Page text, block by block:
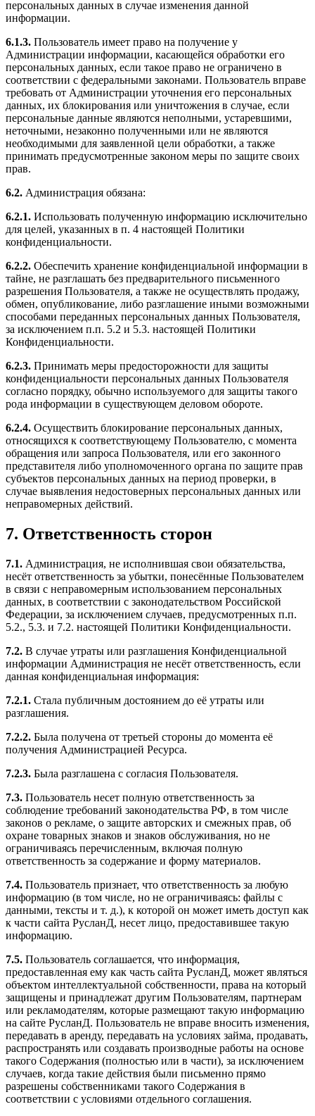
персональных данных в случае изменения данной
информации.
6.1.3. Пользователь имеет право на получение у
Администрации информации, касающейся обработки его
персональных данных, если такое право не ограничено в
соответствии с федеральными законами. Пользователь вправе
требовать от Администрации уточнения его персональных
данных, их блокирования или уничтожения в случае, если
персональные данные являются неполными, устаревшими,
неточными, незаконно полученными или не являются
необходимыми для заявленной цели обработки, а также
принимать предусмотренные законом меры по защите своих
прав.
6.2. Администрация обязана:
6.2.1. Использовать полученную информацию исключительно
для целей, указанных в п. 4 настоящей Политики
конфиденциальности.
6.2.2. Обеспечить хранение конфиденциальной информации в
тайне, не разглашать без предварительного письменного
разрешения Пользователя, а также не осуществлять продажу,
обмен, опубликование, либо разглашение иными возможными
способами переданных персональных данных Пользователя,
за исключением п.п. 5.2 и 5.3. настоящей Политики
Конфиденциальности.
6.2.3. Принимать меры предосторожности для защиты
конфиденциальности персональных данных Пользователя
согласно порядку, обычно используемого для защиты такого
рода информации в существующем деловом обороте.
6.2.4. Осуществить блокирование персональных данных,
относящихся к соответствующему Пользователю, с момента
обращения или запроса Пользователя, или его законного
представителя либо уполномоченного органа по защите прав
субъектов персональных данных на период проверки, в
случае выявления недостоверных персональных данных или
неправомерных действий.
7. Ответственность сторон
7.1. Администрация, не исполнившая свои обязательства,
несёт ответственность за убытки, понесённые Пользователем
в связи с неправомерным использованием персональных
данных, в соответствии с законодательством Российской
Федерации, за исключением случаев, предусмотренных п.п.
5.2., 5.3. и 7.2. настоящей Политики Конфиденциальности.
7.2. В случае утраты или разглашения Конфиденциальной
информации Администрация не несёт ответственность, если
данная конфиденциальная информация:
7.2.1. Стала публичным достоянием до её утраты или
разглашения.
7.2.2. Была получена от третьей стороны до момента её
получения Администрацией Ресурса.
7.2.3. Была разглашена с согласия Пользователя.
7.3. Пользователь несет полную ответственность за
соблюдение требований законодательства РФ, в том числе
законов о рекламе, о защите авторских и смежных прав, об
охране товарных знаков и знаков обслуживания, но не
ограничиваясь перечисленным, включая полную
ответственность за содержание и форму материалов.
7.4. Пользователь признает, что ответственность за любую
информацию (в том числе, но не ограничиваясь: файлы с
данными, тексты и т. д.), к которой он может иметь доступ как
к части сайта РусланД, несет лицо, предоставившее такую
информацию.
7.5. Пользователь соглашается, что информация,
предоставленная ему как часть сайта РусланД, может являться
объектом интеллектуальной собственности, права на который
защищены и принадлежат другим Пользователям, партнерам
или рекламодателям, которые размещают такую информацию
на сайте РусланД. Пользователь не вправе вносить изменения,
передавать в аренду, передавать на условиях займа, продавать,
распространять или создавать производные работы на основе
такого Содержания (полностью или в части), за исключением
случаев, когда такие действия были письменно прямо
разрешены собственниками такого Содержания в
соответствии с условиями отдельного соглашения.